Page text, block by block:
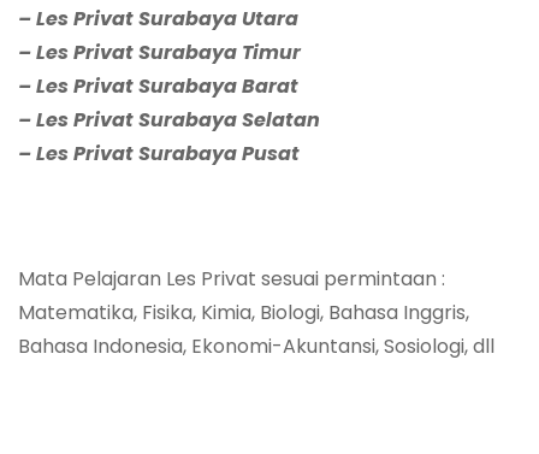
– Les Privat Surabaya Utara
– Les Privat Surabaya Timur
– Les Privat Surabaya Barat
– Les Privat Surabaya Selatan
– Les Privat Surabaya Pusat
Mata Pelajaran Les Privat sesuai permintaan :
Matematika, Fisika, Kimia, Biologi, Bahasa Inggris,
Bahasa Indonesia, Ekonomi-Akuntansi, Sosiologi, dll